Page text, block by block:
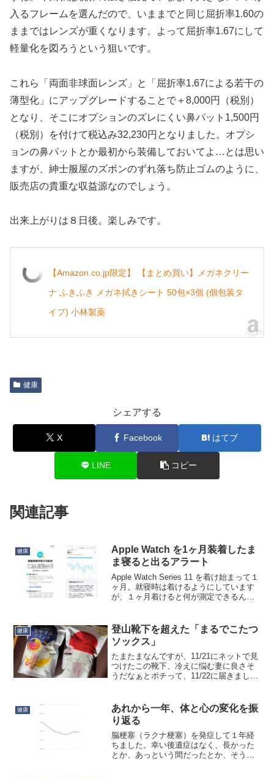
入るフレームを選んだので、いままでと同じ屈折率1.60の
ままではレンズが重くなります。よって屈折率1.67にして
軽量化を図ろうという狙いです。
これら「両面非球面レンズ」と「屈折率1.67による若干の
薄型化」にアップグレードすることで＋8,000円（税別）
となり、そこにオプションのズレにくい鼻パット1,500円
（税別）を付けて税込み32,230円となりました。オプシ
ョンの鼻パットとか最初から装備しておいてよ…とは思い
ますが、紳士服屋のズボンのずれ落ち防止ゴムのように、
販売店の貴重な収益源なのでしょう。
出来上がりは８日後。楽しみです。
【Amazon.co.jp限定】 【まとめ買い】メガネクリー
ナ ふきふき メガネ拭きシート 50包×3個 (個包装タ
イプ) 小林製薬
健康
シェアする
X Facebook はてブ
LINE コピー
関連記事
健康
Apple Watch を1ヶ月装着したま
ま寝ると出るアラート
Apple Watch Series 11 を着け始まって１
ヶ月。就寝時は着けるようにしています
が、１ヶ月着けると何が測定できるんで
「息止まってるよ」って言われてた
し。...
健康
登山靴下を超えた「まるでこたつ
ソックス」
たまたまなんですが、11/21にネットで見
つけたこの靴下、冷えに悩む妻に良さそ
うだなぁとポチって、11/22に届きまし
のオカモトか？と思ったら、別のオカモ
トでした。どの...
健康
あれから一年、体と心の変化を振
り返る
脳梗塞（ラクナ梗塞）を発症して１年経
ちました。幸い後遺症はなく、長かった
とか、あっという間だったとか、そうい